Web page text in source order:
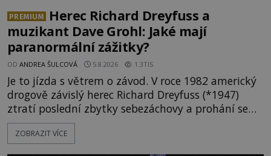
PREMIUM
Herec Richard Dreyfuss a
muzikant Dave Grohl: Jaké mají
paranormální zážitky?
OD ANDREA ŠULCOVÁ 5.8.2026 1.3TIS
Je to jízda s větrem o závod. V roce 1982 americký
drogově závislý herec Richard Dreyfuss (*1947)
ztratí poslední zbytky sebezáchovy a prohání se
po silnicích ve svém mercedesu jako utržený ze
řetězu. Vše vyvrcholí katastrofou, když to Dreyfuss
ZOBRAZIT VÍCE